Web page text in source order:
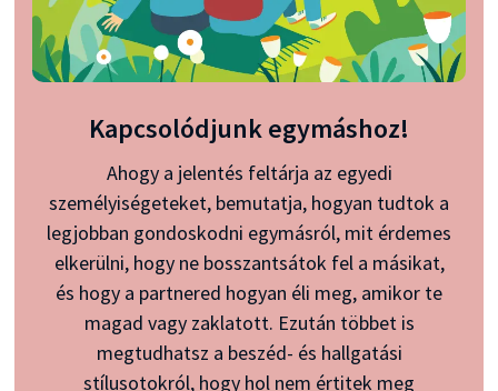
Kapcsolódjunk egymáshoz!
Ahogy a jelentés feltárja az egyedi
személyiségeteket, bemutatja, hogyan tudtok a
legjobban gondoskodni egymásról, mit érdemes
elkerülni, hogy ne bosszantsátok fel a másikat,
és hogy a partnered hogyan éli meg, amikor te
magad vagy zaklatott. Ezután többet is
megtudhatsz a beszéd- és hallgatási
stílusotokról, hogy hol nem értitek meg